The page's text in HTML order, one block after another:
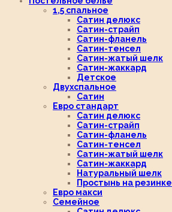
1,5 спальное
Сатин делюкс
Сатин-страйп
Сатин-фланель
Сатин-тенсел
Сатин-жатый шелк
Сатин-жаккард
Детское
Двухспальное
Сатин
Евро стандарт
Сатин делюкс
Сатин-страйп
Сатин-фланель
Сатин-тенсел
Сатин-жатый шелк
Сатин-жаккард
Натуральный шелк
Простынь на резинке
Евро макси
Семейное